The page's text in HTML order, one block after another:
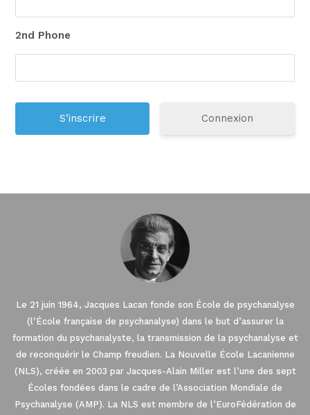
2nd Phone
Connexion
Le 21 juin 1964, Jacques Lacan fonde son École de psychanalyse
(l’École française de psychanalyse) dans le but d’assurer la
formation du psychanalyste, la transmission de la psychanalyse et
de reconquérir le Champ freudien. La Nouvelle École Lacanienne
(NLS), créée en 2003 par Jacques-Alain Miller est l’une des sept
Écoles fondées dans le cadre de l’Association Mondiale de
Psychanalyse (AMP). La NLS est membre de l’EuroFédération de